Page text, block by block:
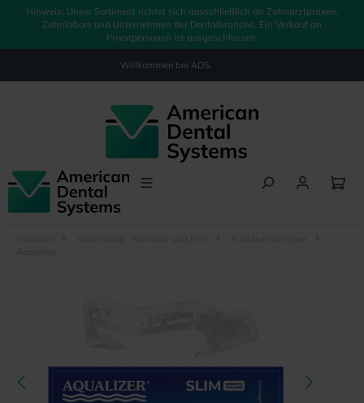
springen
Hinweis: Unser Sortiment richtet sich ausschließlich an Zahnarztpraxen,
Zahnlabore und Unternehmen der Dentalbranche. Ein Verkauf an
Privatpersonen ist ausgeschlossen.
Willkommen bei ADS.